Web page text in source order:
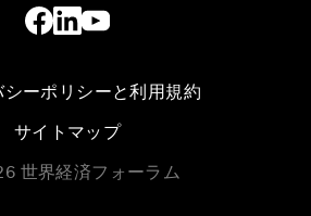
シーポリシーと利用規約
サイトマップ
世界経済フォーラム